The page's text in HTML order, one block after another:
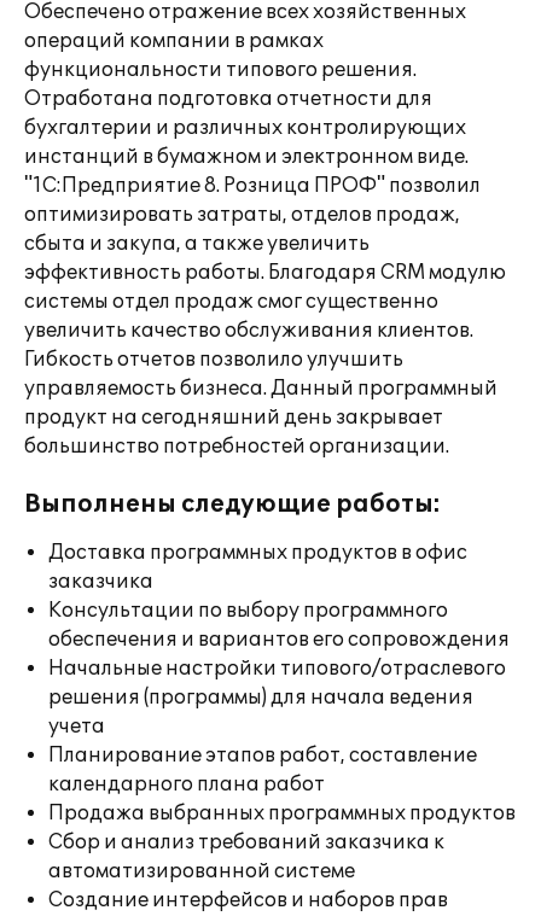
Обеспечено отражение всех хозяйственных
операций компании в рамках
функциональности типового решения.
Отработана подготовка отчетности для
бухгалтерии и различных контролирующих
инстанций в бумажном и электронном виде.
"1С:Предприятие 8. Розница ПРОФ" позволил
оптимизировать затраты, отделов продаж,
сбыта и закупа, а также увеличить
эффективность работы. Благодаря CRM модулю
системы отдел продаж смог существенно
увеличить качество обслуживания клиентов.
Гибкость отчетов позволило улучшить
управляемость бизнеса. Данный программный
продукт на сегодняшний день закрывает
большинство потребностей организации.
Выполнены следующие работы:
Доставка программных продуктов в офис
заказчика
Консультации по выбору программного
обеспечения и вариантов его сопровождения
Начальные настройки типового/отраслевого
решения (программы) для начала ведения
учета
Планирование этапов работ, составление
календарного плана работ
Продажа выбранных программных продуктов
Сбор и анализ требований заказчика к
автоматизированной системе
Создание интерфейсов и наборов прав